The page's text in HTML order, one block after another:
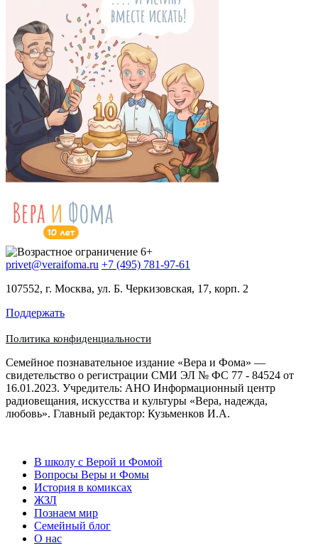
privet@veraifoma.ru +7 (495) 781-97-61
107552, г. Москва, ул. Б. Черкизовская, 17, корп. 2
Поддержать
Политика конфиденциальности
Семейное познавательное издание «Вера и Фома» —
свидетельство о регистрации СМИ ЭЛ № ФС 77 - 84524 от
16.01.2023. Учредитель: АНО Информационный центр
радиовещания, искусства и культуры «Вера, надежда,
любовь». Главный редактор: Кузьменков И.А.
В школу с Верой и Фомой
Вопросы Веры и Фомы
История в комиксах
ЖЗЛ
Познаем мир
Семейный блог
О нас